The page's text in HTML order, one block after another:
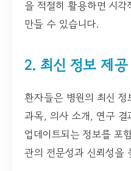
을 적절히 활용하면 시
만들 수 있습니다.
2. 최신 정보 제공
환자들은 병원의 최신
과목, 의사 소개, 연구 결
업데이트되는 정보를 포
관의 전문성과 신뢰성을